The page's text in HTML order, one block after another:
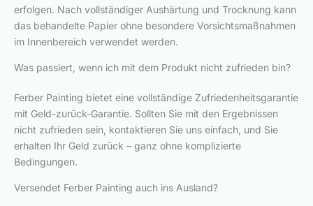
erfolgen. Nach vollständiger Aushärtung und Trocknung kann
das behandelte Papier ohne besondere Vorsichtsmaßnahmen
im Innenbereich verwendet werden.
Was passiert, wenn ich mit dem Produkt nicht zufrieden bin?
Ferber Painting bietet eine vollständige Zufriedenheitsgarantie
mit Geld-zurück-Garantie. Sollten Sie mit den Ergebnissen
nicht zufrieden sein, kontaktieren Sie uns einfach, und Sie
erhalten Ihr Geld zurück – ganz ohne komplizierte
Bedingungen.
Versendet Ferber Painting auch ins Ausland?